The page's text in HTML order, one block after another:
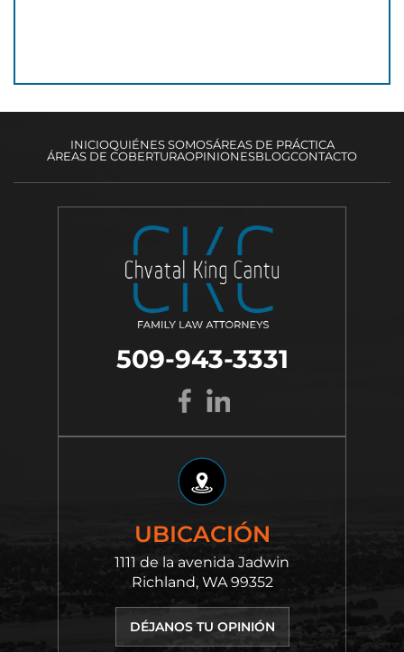
INICIOQUIÉNES SOMOSÁREAS DE PRÁCTICA
ÁREAS DE COBERTURAOPINIONESBLOGCONTACTO
UBICACIÓN
1111 de la avenida Jadwin
Richland, WA 99352
DÉJANOS TU OPINIÓN
509-943-3331